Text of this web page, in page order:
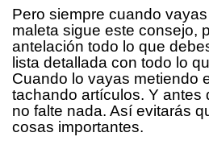
Pero siempre cuando
maleta sigue este consejo,
antelación todo lo que
lista detallada con todo lo
Cuando lo vayas metiendo
tachando artículos. Y antes
no falte nada. Así evitarás
cosas importantes.